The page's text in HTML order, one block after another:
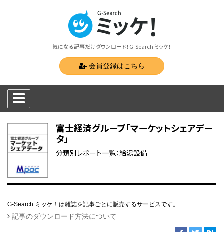
気になる記事だけダウンロード！G-Search ミッケ！
会員登録はこちら
富士経済グループ「マーケットシェアデー
タ」
分類別レポート一覧：給湯設備
G-Search ミッケ！は雑誌を記事ごとに販売するサービスです。
記事のダウンロード方法について